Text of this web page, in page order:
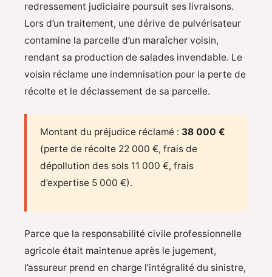
redressement judiciaire poursuit ses livraisons.
Lors d’un traitement, une dérive de pulvérisateur
contamine la parcelle d’un maraîcher voisin,
rendant sa production de salades invendable. Le
voisin réclame une indemnisation pour la perte de
récolte et le déclassement de sa parcelle.
Montant du préjudice réclamé : 38 000 €
(perte de récolte 22 000 €, frais de
dépollution des sols 11 000 €, frais
d’expertise 5 000 €).
Parce que la responsabilité civile professionnelle
agricole était maintenue après le jugement,
l’assureur prend en charge l’intégralité du sinistre,